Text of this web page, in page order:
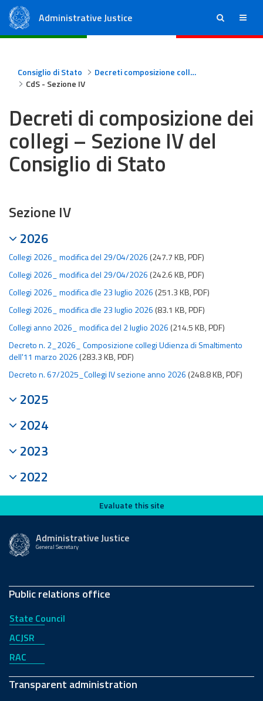
Administrative Justice ricerca menu
Consiglio di Stato
Decreti composizione collegi Consiglio di Stato
CdS - Sezione IV
Decreti di composizione dei
collegi – Sezione IV del
Consiglio di Stato
Sezione IV
2026
Collegi 2026_ modifica del 29/04/2026 (247.7 KB, PDF)
Collegi 2026_ modifica del 29/04/2026 (242.6 KB, PDF)
Collegi 2026_ modifica dle 23 luglio 2026 (251.3 KB, PDF)
Collegi 2026_ modifica dle 23 luglio 2026 (83.1 KB, PDF)
Collegi anno 2026_ modifica del 2 luglio 2026 (214.5 KB, PDF)
Decreto n. 2_2026_ Composizione collegi Udienza di Smaltimento
dell'11 marzo 2026 (283.3 KB, PDF)
Decreto n. 67/2025_Collegi IV sezione anno 2026 (248.8 KB, PDF)
2025
2024
2023
2022
Evaluate this siteEvaluate this site
Administrative Justice
General Secretary
Public relations office
State Council
ACJSR
RAC
Transparent administration